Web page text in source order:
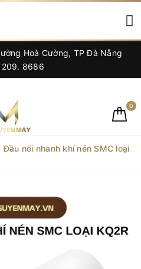
Hoà Cường, TP Đà Nẵng
209. 8686
0
Đầu nối nhanh khí nén SMC loại